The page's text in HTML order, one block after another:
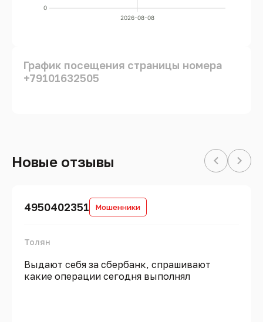
0
2026-08-08
График посещения страницы номера
+79101632505
Новые отзывы
4950402351 Мошенники
Толян
Выдают себя за сбербанк, спрашивают
какие операции сегодня выполнял